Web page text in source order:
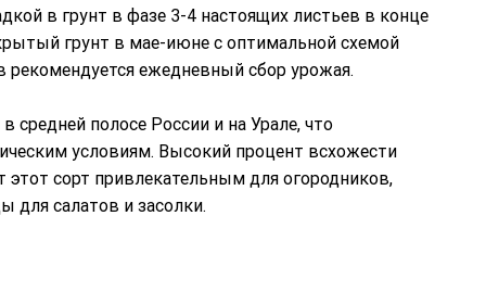
в грунт в фазе 3-4 настоящих листьев в конце
грунт в мае-июне с оптимальной схемой
ежедневный сбор урожая.
полосе России и на Урале, что
условиям. Высокий процент всхожести
сорт привлекательным для огородников,
для салатов и засолки.